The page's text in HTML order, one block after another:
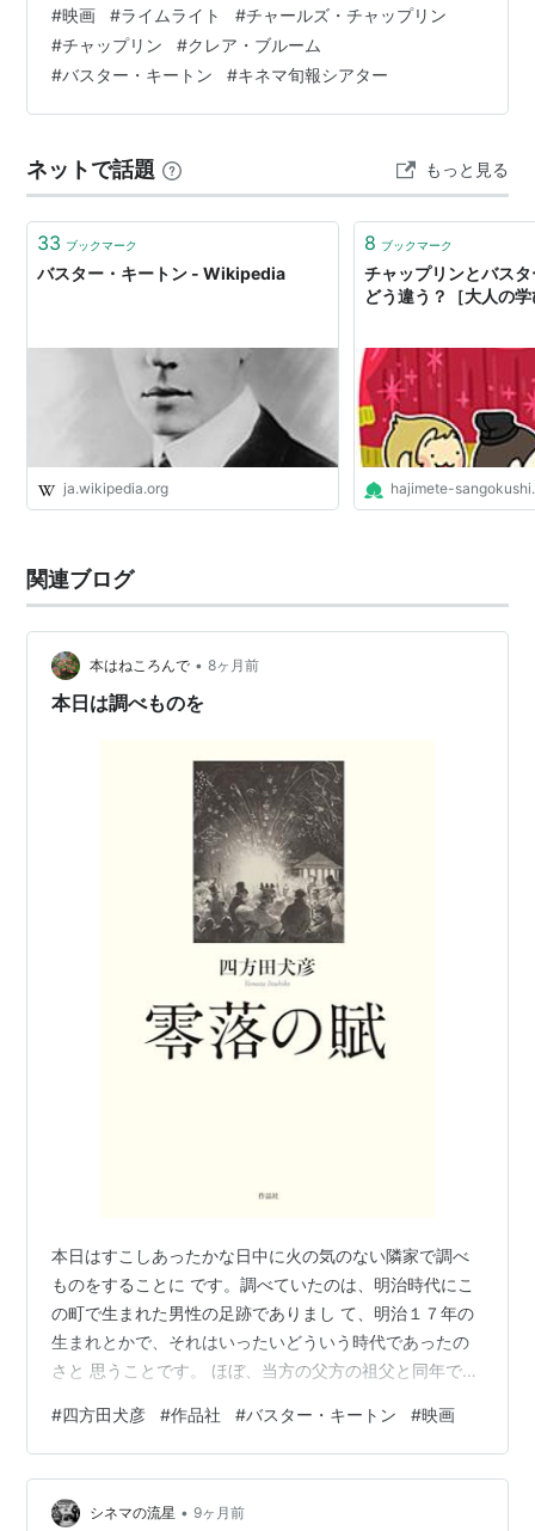
を築いた喜劇役者ですが、年老いた後は観客から忘れ去
られ、安下宿で一人で暮らしています。彼は、自殺を図
った若く美しい女性テリーを助けます。彼女はバレエダ
ンサー志望でしたが、脚を自由に動かせなくなり絶望し
が過去に負った心の傷のためと知り、精一杯励まし、…
#映画 #ライムライト #チャールズ・チャップリン
#チャップリン #クレア・ブルーム
#バスター・キートン #キネマ旬報シアター
ネットで話題 もっと見る
33 ブックマーク
バスター・キートン - Wikipedia
ja.wikipedia.org
8 ブックマーク
チャップリンとバス
どう違う？［大人の
hajimete-
関連ブログ
本はねころんで • 8ヶ月前
本日は調べものを
本日はすこしあったかな日中に火の気のない隣家で調べ
ものをすることに です。調べていたのは、明治時代にこ
の町で生まれた男性の足跡でありまし て、明治１７年の
生まれとかで、それはいったいどういう時代であったの
さと 思うことです。 ほぼ、当方の父方の祖父と同年であ
ら昔はなしを聞くということは出来ずでありました。 祖
父の時代には、すでに小学校なども出来ているのです
が、果たして祖父は 小学校に通うことは出来たのかなと
思うことです。それこそTVでやっている ファミリーヒス
#四方田犬彦 #作品社 #バスター・キートン #映画
シネマの流星 • 9ヶ月前